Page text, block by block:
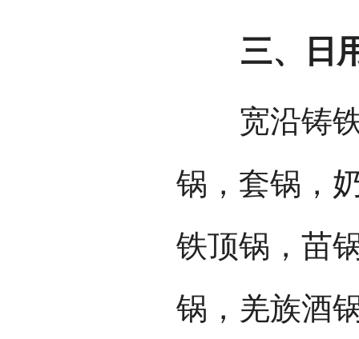
三、日用
宽沿铸铁
锅，套锅，
铁顶锅，苗
锅，羌族酒